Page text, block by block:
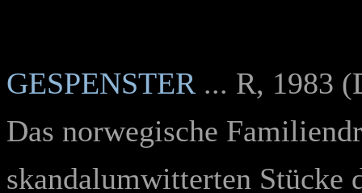
GESPENSTER ... R, 1983
Das norwegische
skandalumwitterten Stücke